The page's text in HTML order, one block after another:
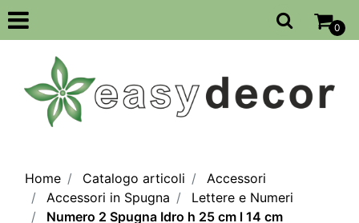
Open
0
Home Catalogo articoli
Accessori
Accessori in Spugna
Lettere e Numeri
Numero 2 Spugna Idro h 25 cm l 14 cm